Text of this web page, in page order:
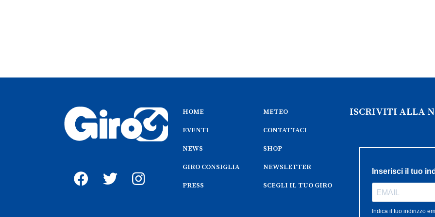
HOME
EVENTI
NEWS
GIRO CONSIGLIA
PRESS
METEO
CONTATTACI
SHOP
NEWSLETTER
SCEGLI IL TUO GIRO
ISCRIVITI ALLA